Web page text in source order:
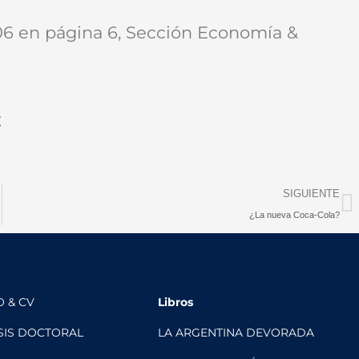
en página 6, Sección Economía &
SIGUIENTE
¿La nueva Coca-Cola?
& CV
DOCTORAL
Libros
LA ARGENTINA DEVORADA